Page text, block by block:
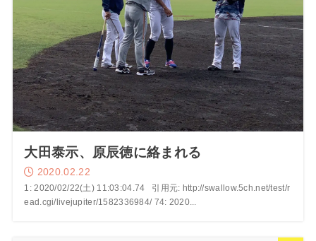
大田泰示、原辰徳に絡まれる
2020.02.22
1: 2020/02/22(土) 11:03:04.74 引用元: http://swallow.5ch.net/test/r
ead.cgi/livejupiter/1582336984/ 74: 2020...